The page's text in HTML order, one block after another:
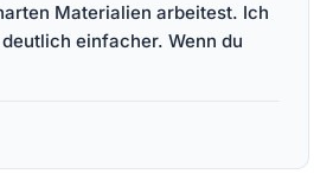
Materialien arbeitest. Ich
einfacher. Wenn du